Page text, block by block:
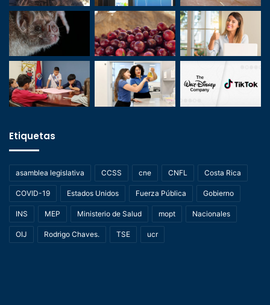
Etiquetas
asamblea legislativa CCSS cne CNFL Costa Rica
COVID-19 Estados Unidos Fuerza Pública Gobierno
INS MEP Ministerio de Salud mopt Nacionales
OIJ Rodrigo Chaves. TSE ucr